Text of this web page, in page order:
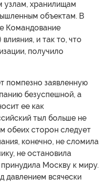
хранилищам
объектам. В
Командование
и так то, что
получило
помпезно заявленную
безуспешной, а
ее как
тыл больше не
обеих сторон следует
конечно, не сломила
не остановила
Москву к миру.
давлением всячески